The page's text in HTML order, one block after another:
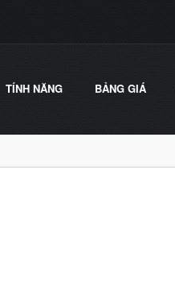
TÍNH NĂNG BẢNG GIÁ